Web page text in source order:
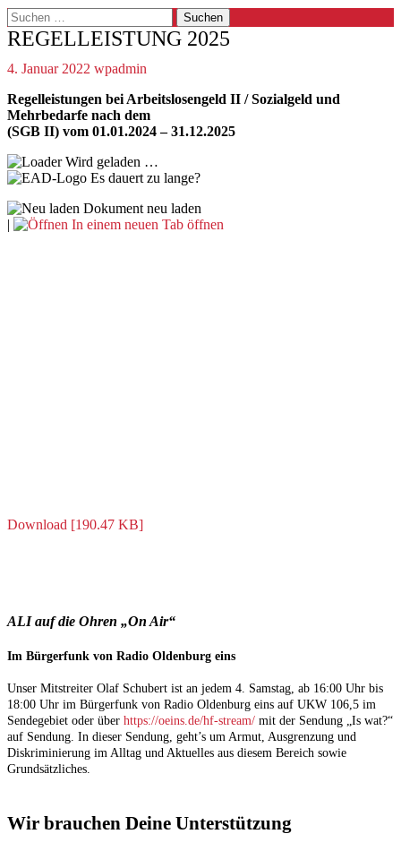
Suchen
nach:
REGELLEISTUNG 2025
4. Januar 2022 wpadmin
Regelleistungen bei Arbeitslosengeld II / Sozialgeld und
Mehrbedarfe nach dem
(SGB II) vom 01.01.2024 – 31.12.2025
Wird geladen …
Es dauert zu lange?
Dokument neu laden
|
In einem neuen Tab öffnen
Download [190.47 KB]
ALI auf die Ohren „On Air“
Im Bürgerfunk von Radio Oldenburg eins
Unser Mitstreiter Olaf Schubert ist an jedem 4. Samstag, ab 16:00 Uhr bis
18:00 Uhr im Bürgerfunk von Radio Oldenburg eins auf UKW 106,5 im
Sendegebiet oder über https://oeins.de/hf-stream/ mit der Sendung „Is wat?“
auf Sendung. In dieser Sendung, geht’s um Armut, Ausgrenzung und
Diskriminierung im Alltag und Aktuelles aus diesem Bereich sowie
Grundsätzliches.
Wir brauchen Deine Unterstützung